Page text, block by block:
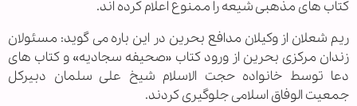
کتاب های مذهبی شیعه را ممنوع اعلام کرده اند.
ریم شعلان از وکیلان مدافع بحرین در این باره می گوید: مسئولان
زندان مرکزی بحرین از ورود کتاب «صحیفه سجادیه» و کتاب های
دعا توسط خانواده حجت الاسلام شیخ علی سلمان دبیرکل
جمعیت الوفاق اسلامی جلوگیری کردند.